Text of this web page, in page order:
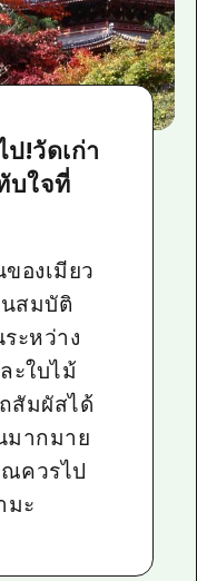
!วัดเก่า
บใจที่
องเมียว
สมบัติ
ะหว่าง
ะใบไม้
สัมผัสได้
มากมาย
ควรไป
มะ